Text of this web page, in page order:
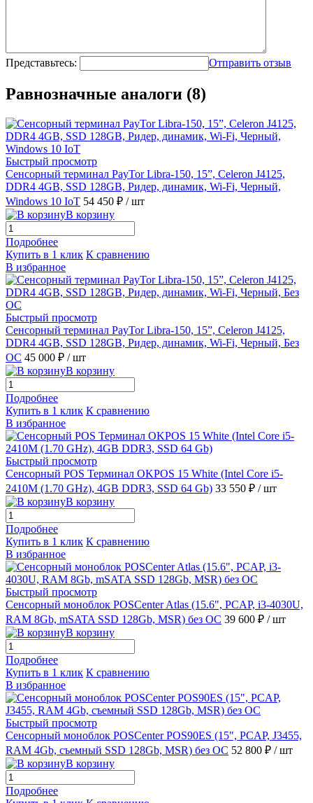
Представьтесь: Отправить отзыв
Равнозначные аналоги (8)
Быстрый просмотр
Сенсорный терминал PayTor Libra-150, 15”, Celeron J4125,
DDR4 4GB, SSD 128GB, Ридер, динамик, Wi-Fi, Черный,
Windows 10 IoT 54 450 ₽ / шт
В корзину
Подробнее
Купить в 1 клик К сравнению
В избранное
Быстрый просмотр
Сенсорный терминал PayTor Libra-150, 15”, Celeron J4125,
DDR4 4GB, SSD 128GB, Ридер, динамик, Wi-Fi, Черный, Без
ОС 45 000 ₽ / шт
В корзину
Подробнее
Купить в 1 клик К сравнению
В избранное
Быстрый просмотр
Сенсорный POS Терминал OKPOS 15 White (Intel Core i5-
2410M (1.70 GHz), 4GB DDR3, SSD 64 Gb) 33 550 ₽ / шт
В корзину
Подробнее
Купить в 1 клик К сравнению
В избранное
Быстрый просмотр
Сенсорный моноблок POSCenter Atlas (15.6", PCAP, i3-4030U,
RAM 8Gb, mSATA SSD 128Gb, MSR) без ОС 39 600 ₽ / шт
В корзину
Подробнее
Купить в 1 клик К сравнению
В избранное
Быстрый просмотр
Сенсорный моноблок POSCenter POS90ES (15", PCAP, J3455,
RAM 4Gb, съемный SSD 128Gb, MSR) без ОС 52 800 ₽ / шт
В корзину
Подробнее